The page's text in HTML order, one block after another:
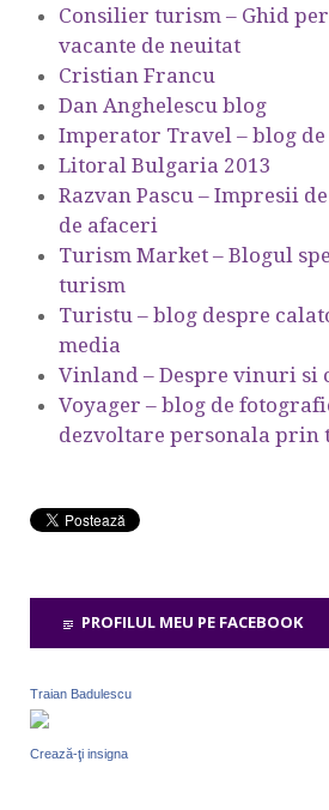
Consilier turism – Ghid
vacante de neuitat
Cristian Francu
Dan Anghelescu blog
Imperator Travel – blog
Litoral Bulgaria 2013
Razvan Pascu – Impresii
de afaceri
Turism Market – Blogul
turism
Turistu – blog despre
media
Vinland – Despre vinuri si
Voyager – blog de
dezvoltare personala prin
PROFILUL MEU PE FACEBOOK
Traian Badulescu
Crează-ţi insigna